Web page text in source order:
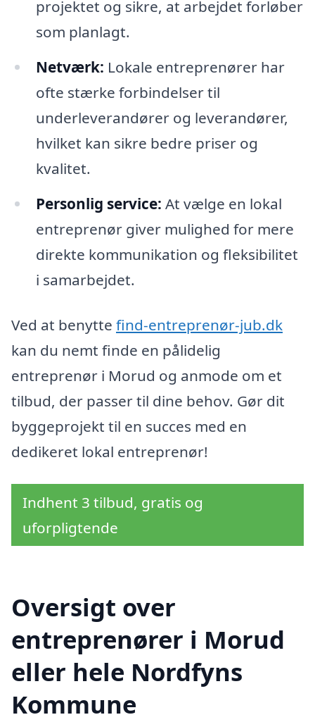
projektet og sikre, at arbejdet forløber
som planlagt.
Netværk: Lokale entreprenører har
ofte stærke forbindelser til
underleverandører og leverandører,
hvilket kan sikre bedre priser og
kvalitet.
Personlig service: At vælge en lokal
entreprenør giver mulighed for mere
direkte kommunikation og fleksibilitet
i samarbejdet.
Ved at benytte find-entreprenør-jub.dk
kan du nemt finde en pålidelig
entreprenør i Morud og anmode om et
tilbud, der passer til dine behov. Gør dit
byggeprojekt til en succes med en
dedikeret lokal entreprenør!
Indhent 3 tilbud, gratis og
uforpligtende
Oversigt over
entreprenører i Morud
eller hele Nordfyns
Kommune